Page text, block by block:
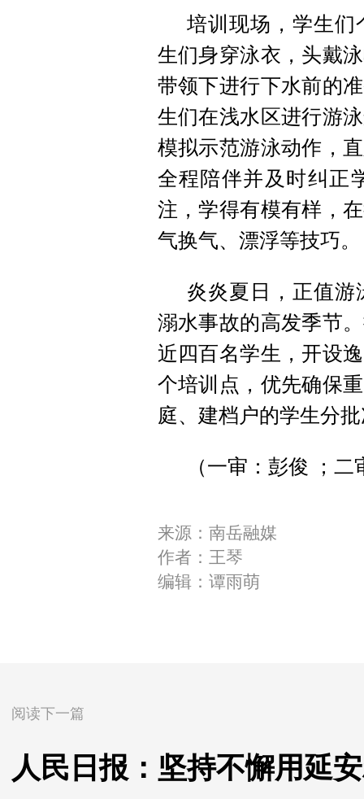
培训现场，学生们
生们身穿泳衣，头戴
带领下进行下水前的
生们在浅水区进行游
模拟示范游泳动作，
全程陪伴并及时纠正
注，学得有模有样，
气换气、漂浮等技巧。
炎炎夏日，正值
溺水事故的高发季节
近四百名学生，开设
个培训点，优先确保
庭、建档户的学生分
（一审：彭俊 ；
来源：南岳融媒
作者：王琴
编辑：谭雨萌
阅读下一篇
人民日报：坚持不懈用延